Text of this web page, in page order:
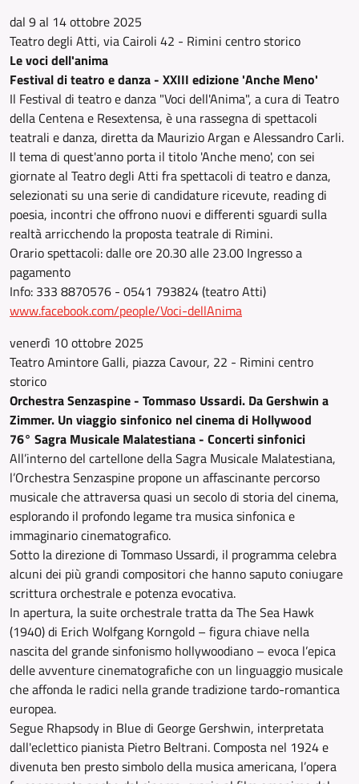
dal 9 al 14 ottobre 2025
Teatro degli Atti, via Cairoli 42 - Rimini centro storico
Le voci dell'anima
Festival di teatro e danza - XXIII edizione 'Anche Meno'
Il Festival di teatro e danza "Voci dell'Anima", a cura di Teatro
della Centena e Resextensa, è una rassegna di spettacoli
teatrali e danza, diretta da Maurizio Argan e Alessandro Carli.
Il tema di quest'anno porta il titolo 'Anche meno', con sei
giornate al Teatro degli Atti fra spettacoli di teatro e danza,
selezionati su una serie di candidature ricevute, reading di
poesia, incontri che offrono nuovi e differenti sguardi sulla
realtà arricchendo la proposta teatrale di Rimini.
Orario spettacoli: dalle ore 20.30 alle 23.00 Ingresso a
pagamento
Info: 333 8870576 - 0541 793824 (teatro Atti)
www.facebook.com/people/Voci-dellAnima
venerdì 10 ottobre 2025
Teatro Amintore Galli, piazza Cavour, 22 - Rimini centro
storico
Orchestra Senzaspine - Tommaso Ussardi. Da Gershwin a
Zimmer. Un viaggio sinfonico nel cinema di Hollywood
76° Sagra Musicale Malatestiana - Concerti sinfonici
All’interno del cartellone della Sagra Musicale Malatestiana,
l’Orchestra Senzaspine propone un affascinante percorso
musicale che attraversa quasi un secolo di storia del cinema,
esplorando il profondo legame tra musica sinfonica e
immaginario cinematografico.
Sotto la direzione di Tommaso Ussardi, il programma celebra
alcuni dei più grandi compositori che hanno saputo coniugare
scrittura orchestrale e potenza evocativa.
In apertura, la suite orchestrale tratta da The Sea Hawk
(1940) di Erich Wolfgang Korngold – figura chiave nella
nascita del grande sinfonismo hollywoodiano – evoca l’epica
delle avventure cinematografiche con un linguaggio musicale
che affonda le radici nella grande tradizione tardo-romantica
europea.
Segue Rhapsody in Blue di George Gershwin, interpretata
dall'eclettico pianista Pietro Beltrani. Composta nel 1924 e
divenuta ben presto simbolo della musica americana, l’opera